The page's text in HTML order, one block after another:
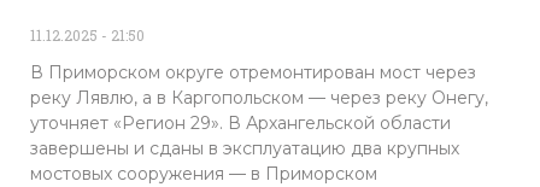
11.12.2025 21:50
В Приморском округе отремонтирован мост через
реку Лявлю, а в Каргопольском — через реку Онегу,
уточняет «Регион 29». В Архангельской области
завершены и сданы в эксплуатацию два крупных
мостовых сооружения — в Приморском